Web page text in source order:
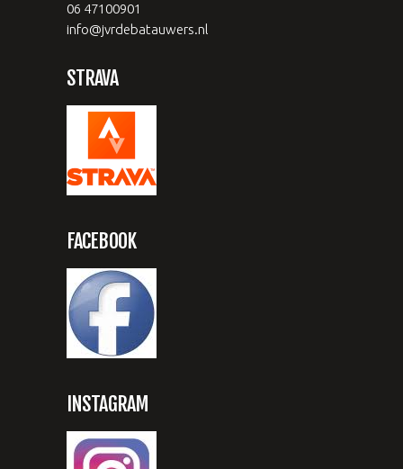
06 47100901
info@jvrdebatauwers.nl
STRAVA
FACEBOOK
INSTAGRAM